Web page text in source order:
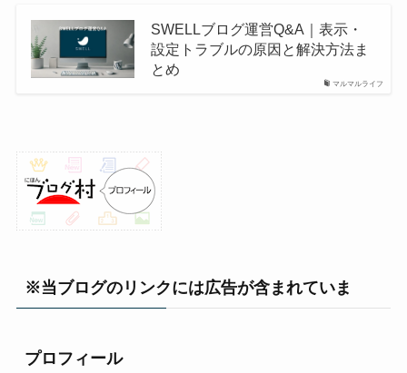
マルマルライフ
SWELLブログ運営Q&A｜表示・
設定トラブルの原因と解決方法ま
とめ
※当ブログのリンクには広告が含まれていま
プロフィール